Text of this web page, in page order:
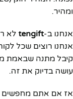
ומהיר.
אנחנו ב-tengift לא
אנחנו רוצים שכל
קיבל מתנה שבאמת
עושה בדיוק את זה.
אז אם אתם מחפשים